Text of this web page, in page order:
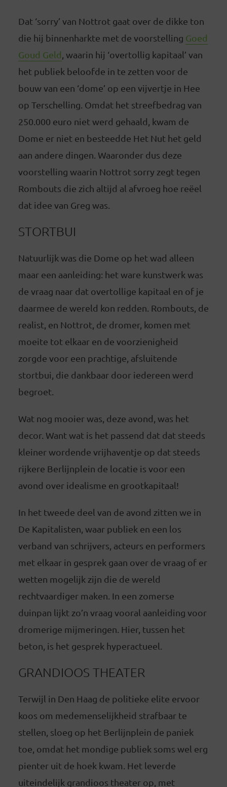
Dat ‘sorry’ van Nottrot gaat over de dikke ton
die hij binnenharkte met de voorstelling Goed
Goud Geld , waarin hij ‘overtollig kapitaal’ van
het publiek beloofde in te zetten voor de
bouw van een ‘dome’ op een vijvertje in Hee
op Terschelling. Omdat het streefbedrag van
250.000 euro niet werd gehaald, kwam de
Dome er niet en besteedde Het Nut het geld
aan andere dingen. Waaronder dus deze
voorstelling waarin Nottrot sorry zegt tegen
Rombouts die zich altijd al afvroeg hoe reëel
dat idee van Greg was.
STORTBUI
Natuurlijk was die Dome op het wad alleen
maar een aanleiding: het ware kunstwerk was
de vraag naar dat overtollige kapitaal en of je
daarmee de wereld kon redden. Rombouts, de
realist, en Nottrot, de dromer, komen met
moeite tot elkaar en de voorzienigheid
zorgde voor een prachtige, afsluitende
stortbui, die dankbaar door iedereen werd
begroet.
Wat nog mooier was, deze avond, was het
decor. Want wat is het passend dat dat steeds
kleiner wordende vrijhaventje op dat steeds
rijkere Berlijnplein de locatie is voor een
avond over idealisme en grootkapitaal!
In het tweede deel van de avond zitten we in
De Kapitalisten, waar publiek en een los
verband van schrijvers, acteurs en performers
met elkaar in gesprek gaan over de vraag of er
wetten mogelijk zijn die de wereld
rechtvaardiger maken. In een zomerse
duinpan lijkt zo’n vraag vooral aanleiding voor
dromerige mijmeringen. Hier, tussen het
beton, is het gesprek hyperactueel.
GRANDIOOS THEATER
Terwijl in Den Haag de politieke elite ervoor
koos om medemenselijkheid strafbaar te
stellen, sloeg op het Berlijnplein de paniek
toe, omdat het mondige publiek soms wel erg
pienter uit de hoek kwam. Het leverde
uiteindelijk grandioos theater op, met